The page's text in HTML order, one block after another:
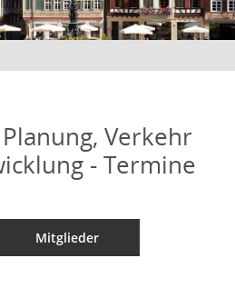
Verkehr
- Termine
Mitglieder